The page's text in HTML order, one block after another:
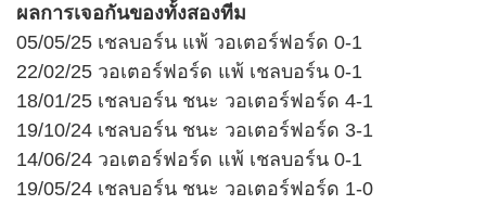
ผลการเจอกันของทั้งสองทีม
05/05/25 เชลบอร์น แพ้ วอเตอร์ฟอร์ด 0-1
22/02/25 วอเตอร์ฟอร์ด แพ้ เชลบอร์น 0-1
18/01/25 เชลบอร์น ชนะ วอเตอร์ฟอร์ด 4-1
19/10/24 เชลบอร์น ชนะ วอเตอร์ฟอร์ด 3-1
14/06/24 วอเตอร์ฟอร์ด แพ้ เชลบอร์น 0-1
19/05/24 เชลบอร์น ชนะ วอเตอร์ฟอร์ด 1-0